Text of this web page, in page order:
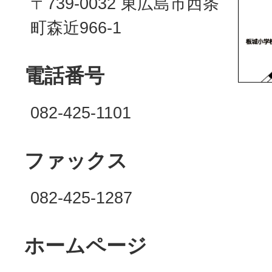
町森近966‐1
電話番号
082-425-1101
ファックス
082-425-1287
ホームページ